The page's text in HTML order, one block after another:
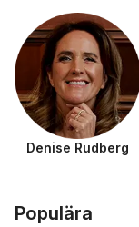
Denise Rudberg
Populära